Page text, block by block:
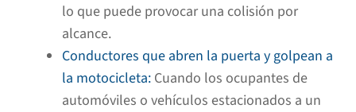
lo que puede provocar una colisión por
alcance.
Conductores que abren la puerta y golpean a
la motocicleta: Cuando los ocupantes de
automóviles o vehículos estacionados a un